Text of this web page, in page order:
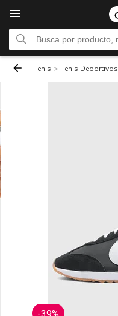
Tenis > Tenis Deportivos